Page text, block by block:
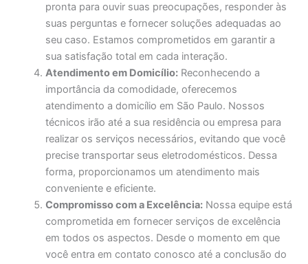
pronta para ouvir suas preocupações, responder às
suas perguntas e fornecer soluções adequadas ao
seu caso. Estamos comprometidos em garantir a
sua satisfação total em cada interação.
Atendimento em Domicílio: Reconhecendo a
importância da comodidade, oferecemos
atendimento a domicílio em São Paulo. Nossos
técnicos irão até a sua residência ou empresa para
realizar os serviços necessários, evitando que você
precise transportar seus eletrodomésticos. Dessa
forma, proporcionamos um atendimento mais
conveniente e eficiente.
Compromisso com a Excelência: Nossa equipe está
comprometida em fornecer serviços de excelência
em todos os aspectos. Desde o momento em que
você entra em contato conosco até a conclusão do